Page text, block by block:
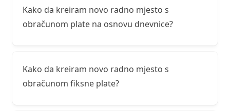
Kako da kreiram novo radno mjesto s
obračunom plate na osnovu dnevnice?
Kako da kreiram novo radno mjesto s
obračunom fiksne plate?